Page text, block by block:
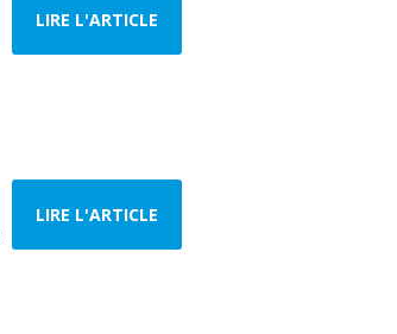
LIRE L'ARTICLE
LIRE L'ARTICLE